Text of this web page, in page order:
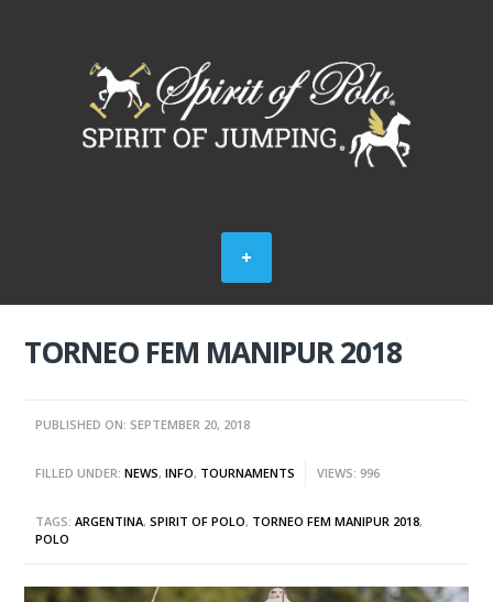
TORNEO FEM MANIPUR 2018
PUBLISHED ON: SEPTEMBER 20, 2018
FILLED UNDER:NEWS,INFO, TOURNAMENTS VIEWS: 996
TAGS:ARGENTINA,SPIRIT OF POLO, TORNEO FEM MANIPUR 2018,
POLO